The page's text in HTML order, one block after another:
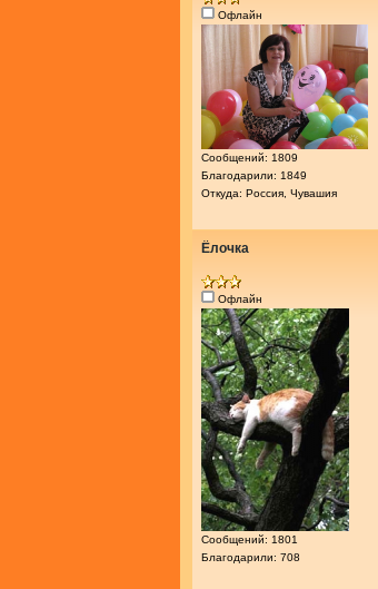
Офлайн
Сообщений: 1809
Благодарили: 1849
Откуда: Россия, Чувашия
Ёлочка
Офлайн
Сообщений: 1801
Благодарили: 708